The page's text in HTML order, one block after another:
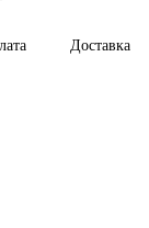
Доставка